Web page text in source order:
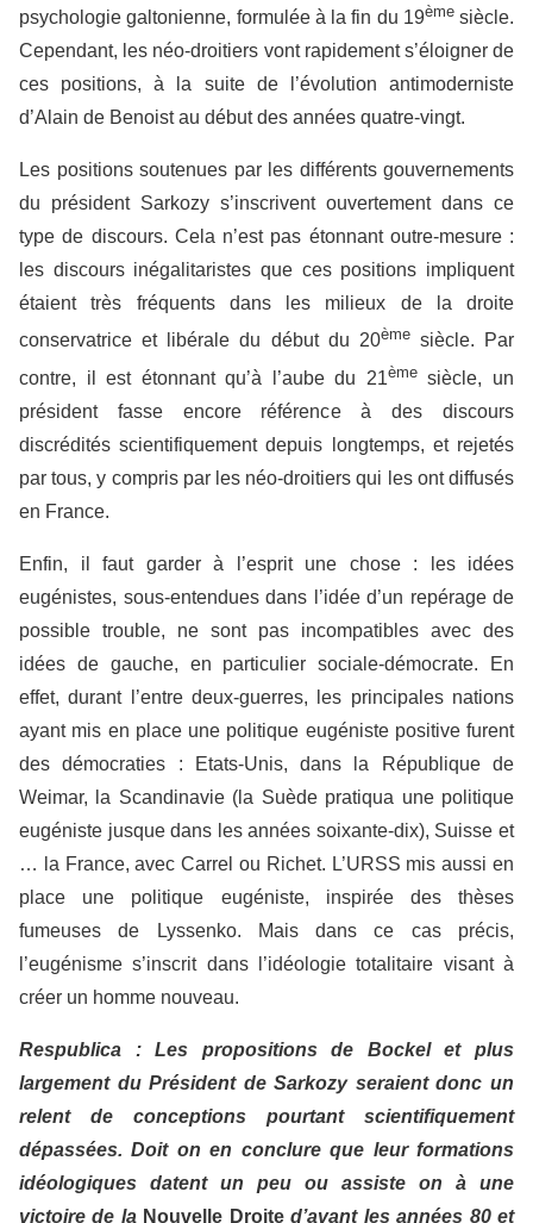
psychologie galtonienne, formulée à la fin du 19èmesiècle.
Cependant, les néo-droitiers vont rapidement s’éloigner de
ces positions, à la suite de l’évolution antimoderniste
d’Alain de Benoist au début des années quatre-vingt.
Les positions soutenues par les différents gouvernements
du président Sarkozy s’inscrivent ouvertement dans ce
type de discours. Cela n’est pas étonnant outre-mesure :
les discours inégalitaristes que ces positions impliquent
étaient très fréquents dans les milieux de la droite
conservatrice et libérale du début du 20èmesiècle. Par
contre, il est étonnant qu’à l’aube du 21èmesiècle, un
président fasse encore référence à des discours
discrédités scientifiquement depuis longtemps, et rejetés
par tous, y compris par les néo-droitiers qui les ont diffusés
en France.
Enfin, il faut garder à l’esprit une chose : les idées
eugénistes, sous-entendues dans l’idée d’un repérage de
possible trouble, ne sont pas incompatibles avec des
idées de gauche, en particulier sociale-démocrate. En
effet, durant l’entre deux-guerres, les principales nations
ayant mis en place une politique eugéniste positive furent
des démocraties : Etats-Unis, dans la République de
Weimar, la Scandinavie (la Suède pratiqua une politique
eugéniste jusque dans les années soixante-dix), Suisse et
… la France, avec Carrel ou Richet. L’URSS mis aussi en
place une politique eugéniste, inspirée des thèses
fumeuses de Lyssenko. Mais dans ce cas précis,
l’eugénisme s’inscrit dans l’idéologie totalitaire visant à
créer un homme nouveau.
Respublica : Les propositions de Bockel et plus
largement du Président de Sarkozy seraient donc un
relent de conceptions pourtant scientifiquement
dépassées. Doit on en conclure que leur formations
idéologiques datent un peu ou assiste on à une
victoire de laNouvelle Droited’avant les années 80 et